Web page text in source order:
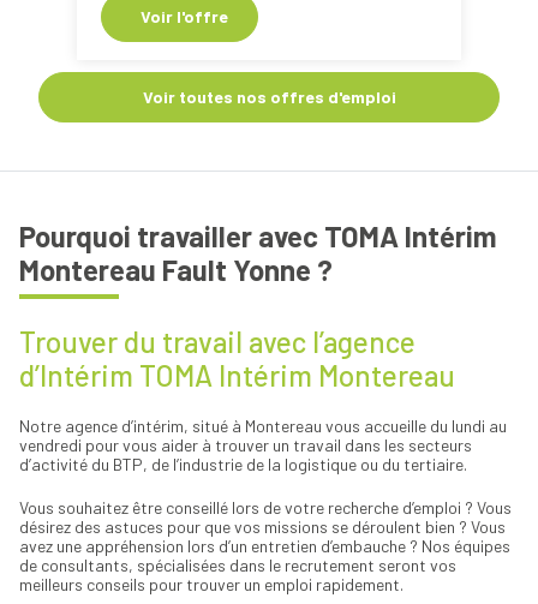
Voir l'offre
Voir toutes nos offres d'emploi
Pourquoi travailler avec TOMA Intérim
Montereau Fault Yonne ?
Trouver du travail avec l’agence
d’Intérim TOMA Intérim Montereau
Notre agence d’intérim, situé à Montereau vous accueille du lundi au
vendredi pour vous aider à trouver un travail dans les secteurs
d’activité du BTP, de l’industrie de la logistique ou du tertiaire.
Vous souhaitez être conseillé lors de votre recherche d’emploi ? Vous
désirez des astuces pour que vos missions se déroulent bien ? Vous
avez une appréhension lors d’un entretien d’embauche ? Nos équipes
de consultants, spécialisées dans le recrutement seront vos
meilleurs conseils pour trouver un emploi rapidement.